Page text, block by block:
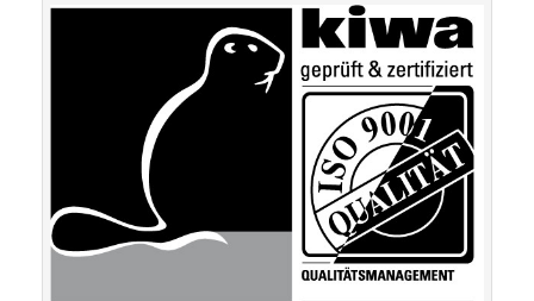
alle mischen dabei mit. Die
Balance immer mal wieder
gezielt zu trainieren, ist eine
gute Idee. Denn das stärkt
unter anderem die
Tiefenmuskulatur rund um die
Wirbelsäule, der wir sonst
meist nicht so viel
Aufmerksamkeit schenken, so
die Aktion Gesunder Rücken